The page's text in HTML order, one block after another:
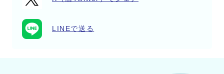
LINEで送る